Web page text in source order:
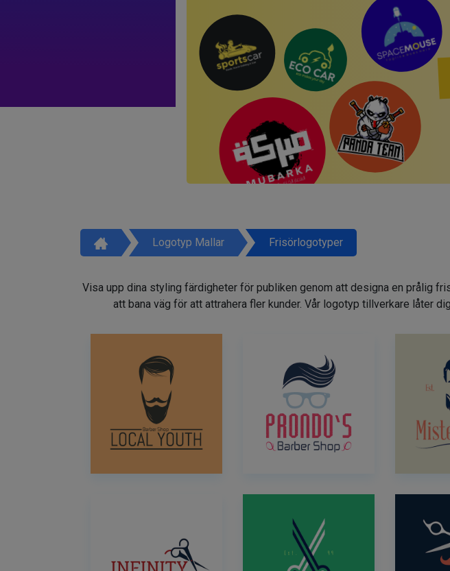
Logotyp Mallar Frisörlogotyper
Visa upp dina styling färdigheter för publiken genom att designa en prålig
att bana väg för att attrahera fler kunder. Vår logotyp tillverkare låter